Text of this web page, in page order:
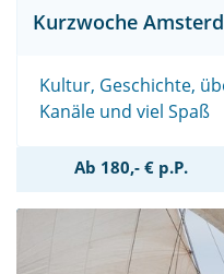
Kurzwoche
Kultur, Geschichte,
Kanäle und viel Spaß
Ab 180,- € p.P.